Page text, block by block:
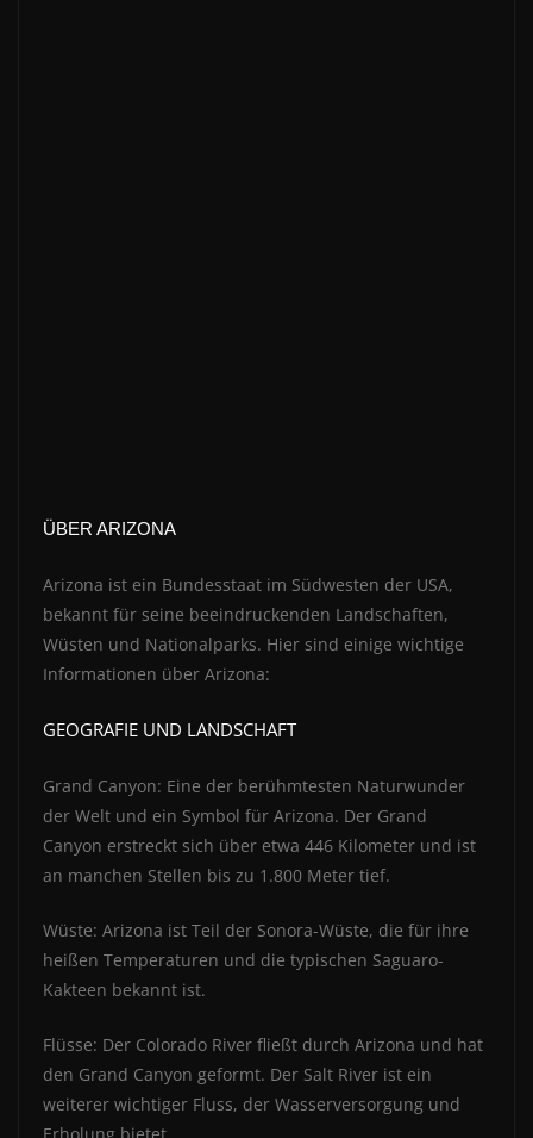
ÜBER ARIZONA
Arizona ist ein Bundesstaat im Südwesten der USA,
bekannt für seine beeindruckenden Landschaften,
Wüsten und Nationalparks. Hier sind einige wichtige
Informationen über Arizona:
GEOGRAFIE UND LANDSCHAFT
Grand Canyon: Eine der berühmtesten Naturwunder
der Welt und ein Symbol für Arizona. Der Grand
Canyon erstreckt sich über etwa 446 Kilometer und ist
an manchen Stellen bis zu 1.800 Meter tief.
Wüste: Arizona ist Teil der Sonora-Wüste, die für ihre
heißen Temperaturen und die typischen Saguaro-
Kakteen bekannt ist.
Flüsse: Der Colorado River fließt durch Arizona und hat
den Grand Canyon geformt. Der Salt River ist ein
weiterer wichtiger Fluss, der Wasserversorgung und